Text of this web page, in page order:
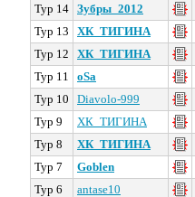
Тур 14 Зубры_2012
Тур 13
ХК_ТИГИНА
Тур 12
ХК_ТИГИНА
Тур 11
oSa
Тур 10
Diavolo-999
Тур 9
ХК_ТИГИНА
Тур 8
ХК_ТИГИНА
Тур 7
Goblen
Тур 6
antase10